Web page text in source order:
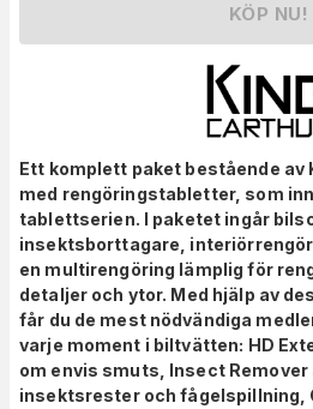
KÖP NU!
Ett komplett paket bestående av
med rengöringstabletter, som
tablettserien. I paketet ingår
insektsborttagare,
en multirengöring lämplig för
detaljer och ytor. Med hjälp av
får du de mest nödvändiga
varje moment i biltvätten: HD
om envis smuts, Insect Remover
insektsrester och fågelspillning,